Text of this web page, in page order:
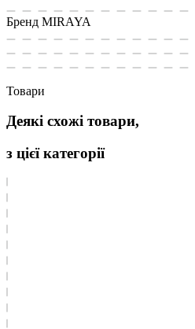
Бренд MIRAYA
Товари
Деякі схожі товари,
з цієї категорії